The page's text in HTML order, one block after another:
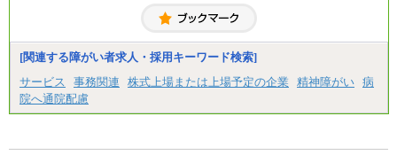
※20時間を超過した場合は別途支給
※試用期間中も給与に変更はございません
[関連する障がい者求人・採用キーワード検索]
サービス
事務関連 株式上場または上場予定の企業 精神障がい 病
院へ通院配慮